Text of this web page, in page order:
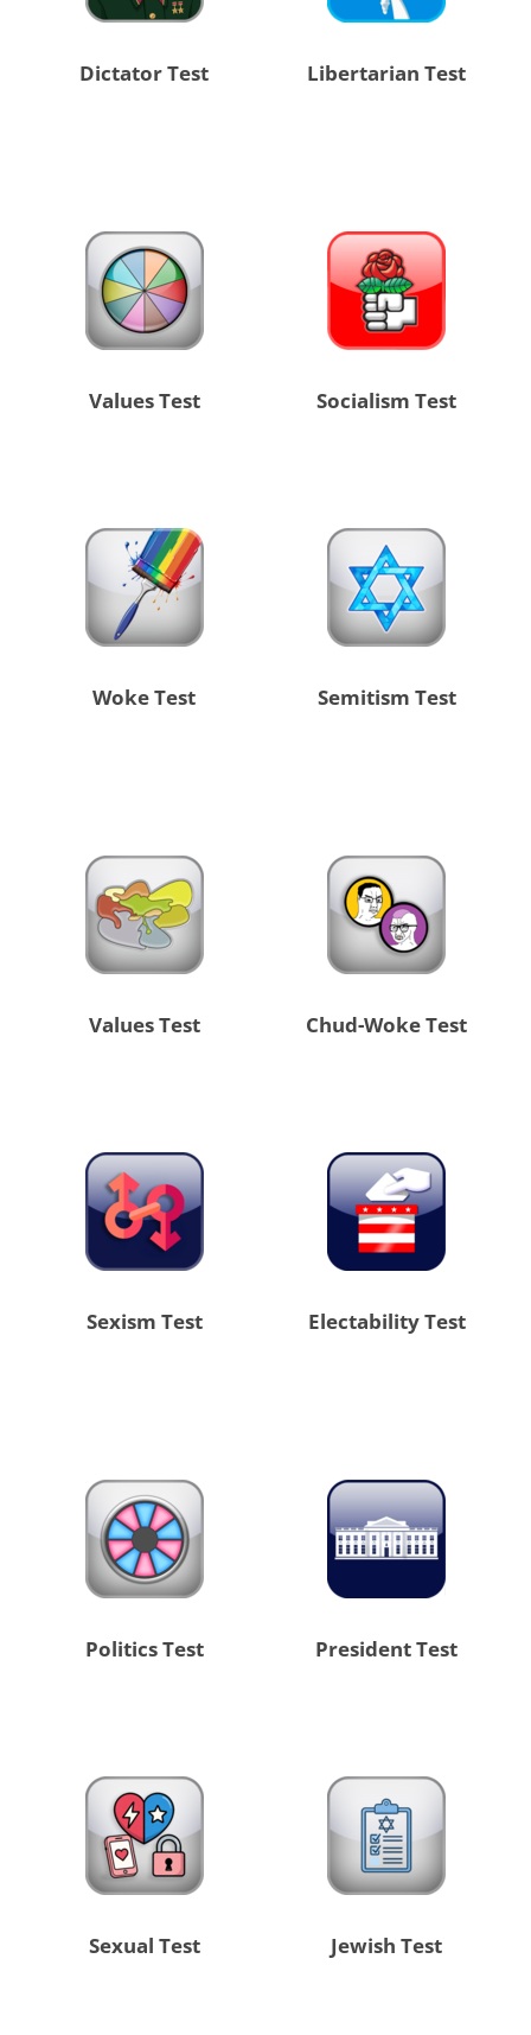
Dictator Test Libertarian Test
Values Test Socialism Test
Woke Test Semitism Test
Values Test Chud-Woke Test
Sexism Test Electability Test
Politics Test President Test
Sexual Test Jewish Test